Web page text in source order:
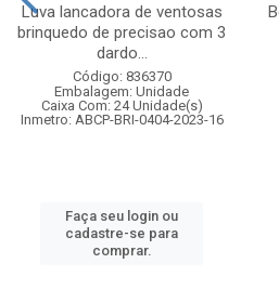
Luva lancadora de ventosas
brinquedo de precisao com 3
dardo...
Código: 836370
Embalagem: Unidade
Caixa Com: 24 Unidade(s)
Inmetro: ABCP-BRI-0404-2023-16
Faça seu login ou
cadastre-se para
comprar.